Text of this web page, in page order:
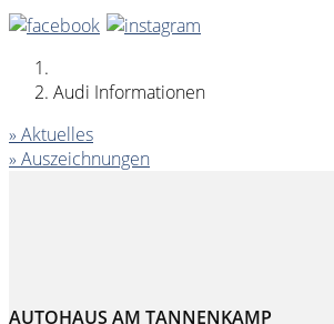
Audi Informationen
» Aktuelles
» Auszeichnungen
AUTOHAUS AM TANNENKAMP